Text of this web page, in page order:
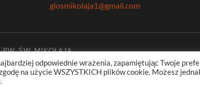
glosmikolaja1@gmail.com
PW. ŚW. MIKOŁAJA
odpowiednie wrażenia, zapamiętując Twoje
na użycie WSZYSTKICH plików cookie. Możesz